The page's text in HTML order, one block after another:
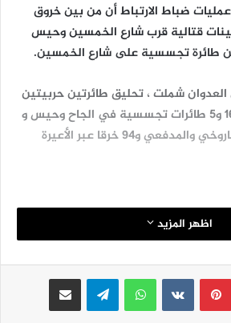
ضباط الارتباط أن من بين خروق
قتالية قرب شارع الخمسين وحيس
طائرة تجسسية على شارع الخمسين.
شملت ، تحليق طائرتين حربيتين
في أجواء حيس وكيلو16 و5 طائرات تجسسية في الجاح وحيس و
42 خرقا عبر القصف الصاروخي والمدفعي و94 خرقا عبر الأعيرة
اظهر المزيد
بينتيريست واتساب تيلقرام مشاركة عبر البريد